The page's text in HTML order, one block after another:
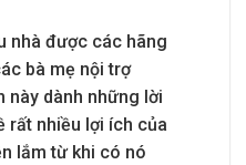
nhà được các hãng
bà mẹ nội trợ
này dành những lời
rất nhiều lợi ích của
lắm từ khi có nó